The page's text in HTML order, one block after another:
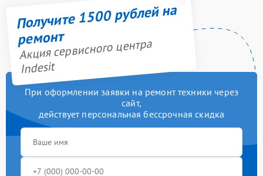
Получите 1500 рублей на
ремонт
Акция сервисного центра
Indesit
При оформлении заявки на ремонт техники через
сайт,
действует персональная бессрочная скидка